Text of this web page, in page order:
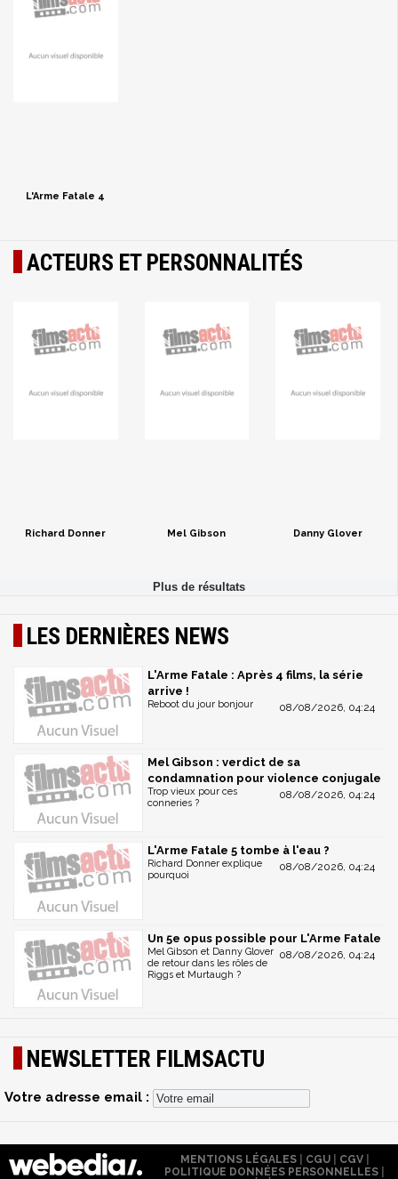
L'Arme Fatale 4
ACTEURS ET PERSONNALITÉS
Richard Donner Mel Gibson Danny Glover
LES DERNIÈRES NEWS
L'Arme Fatale : Après 4 films, la série
arrive !
08/08/2026, 04:24
Reboot du jour bonjour
Mel Gibson : verdict de sa
condamnation pour violence conjugale
08/08/2026, 04:24
Trop vieux pour ces
conneries ?
L'Arme Fatale 5 tombe à l'eau ?
08/08/2026, 04:24
Richard Donner explique
pourquoi
Un 5e opus possible pour L'Arme Fatale
08/08/2026, 04:24
Mel Gibson et Danny Glover
de retour dans les rôles de
Riggs et Murtaugh ?
NEWSLETTER FILMSACTU
Votre adresse email :
MENTIONS LÉGALES| CGU| CGV|
POLITIQUE DONNÉES PERSONNELLES